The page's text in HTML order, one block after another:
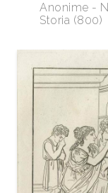
Anonime -
Storia (800)